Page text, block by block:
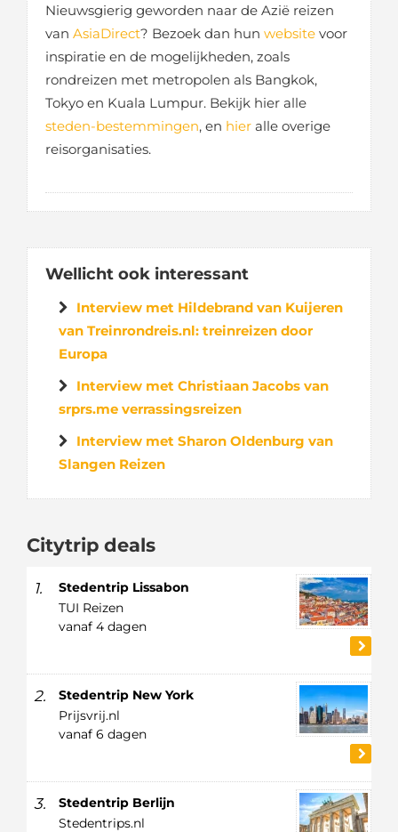
Nieuwsgierig geworden naar de Azië reizen
van AsiaDirect? Bezoek dan hun website voor
inspiratie en de mogelijkheden, zoals
rondreizen met metropolen als Bangkok,
Tokyo en Kuala Lumpur. Bekijk hier alle
steden-bestemmingen, en hier alle overige
reisorganisaties.
Wellicht ook interessant
Interview met Hildebrand van Kuijeren
van Treinrondreis.nl: treinreizen door
Europa
Interview met Christiaan Jacobs van
srprs.me verrassingsreizen
Interview met Sharon Oldenburg van
Slangen Reizen
Citytrip deals
1.
Stedentrip Lissabon
TUI Reizen
vanaf 4 dagen
2.
Stedentrip New York
Prijsvrij.nl
vanaf 6 dagen
3.
Stedentrip Berlijn
Stedentrips.nl